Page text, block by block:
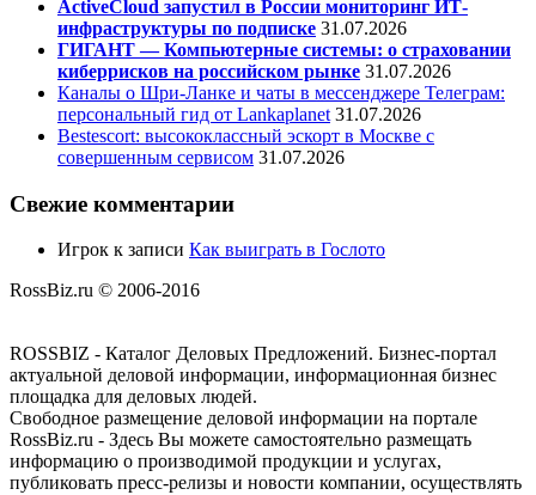
ActiveCloud запустил в России мониторинг ИТ-
инфраструктуры по подписке 31.07.2026
ГИГАНТ — Компьютерные системы: о страховании
киберрисков на российском рынке 31.07.2026
Каналы о Шри-Ланке и чаты в мессенджере Телеграм:
персональный гид от Lankaplanet 31.07.2026
Bestescort: высококлассный эскорт в Москве с
совершенным сервисом 31.07.2026
Свежие комментарии
Игрок к записи Как выиграть в Гослото
RossBiz.ru © 2006-2016
ROSSBIZ - Каталог Деловых Предложений. Бизнес-портал
актуальной деловой информации, информационная бизнес
площадка для деловых людей.
Свободное размещение деловой информации на портале
RossBiz.ru - Здесь Вы можете самостоятельно размещать
информацию о производимой продукции и услугах,
публиковать пресс-релизы и новости компании, осуществлять